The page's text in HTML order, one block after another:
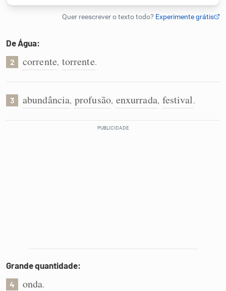
Humanizador de IA
Conexões
De Água:
2 corrente, torrente.
3 abundância, profusão, enxurrada, festival.
Grande quantidade:
4 onda.